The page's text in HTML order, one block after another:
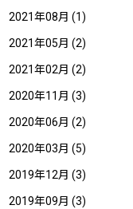
2021年08月 (1)
2021年05月 (2)
2021年02月 (2)
2020年11月 (3)
2020年06月 (2)
2020年03月 (5)
2019年12月 (3)
2019年09月 (3)